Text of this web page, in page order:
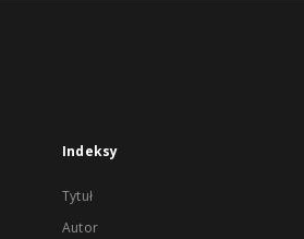
Indeksy
Tytuł
Autor